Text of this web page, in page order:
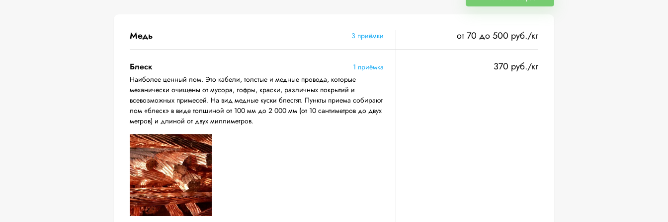
Медь 3 приёмки от 70 до 500 руб./кг
Блеск
1 приёмка
Наиболее ценный лом. Это кабели, толстые и медные провода, которые
механически очищены от мусора, гофры, краски, различных покрытий и
всевозможных примесей. На вид медные куски блестят. Пункты приема собирают
лом «блеск» в виде толщиной от 100 мм до 2 000 мм (от 10 сантиметров до двух
метров) и длиной от двух миллиметров.
370 руб./кг